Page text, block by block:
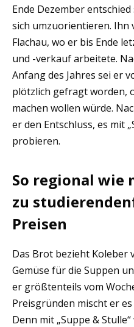
Ende Dezember
sich umzuorientieren. Ihn
Flachau, wo er bis Ende
und -verkauf arbeitete.
Anfang des Jahres sei er
plötzlich gefragt worden,
machen wollen würde.
er den Entschluss, es mit
probieren.
So regional wie
zu
Preisen
Das Brot bezieht Koleber
Gemüse für die Suppen
er größtenteils vom
Preisgründen mischt er
Denn mit „Suppe &